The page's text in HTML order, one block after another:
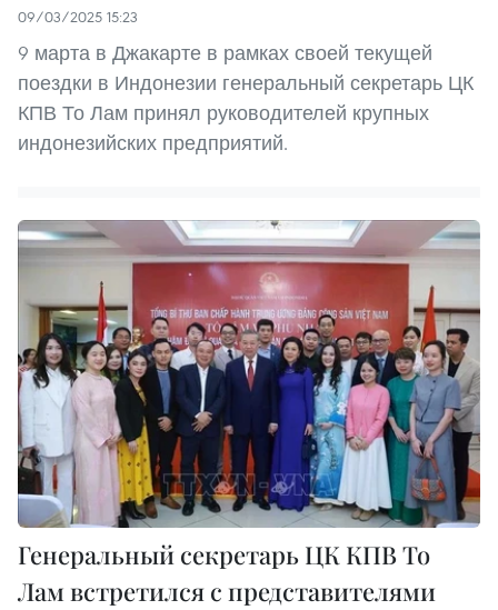
09/03/2025 15:23
9 марта в Джакарте в рамках своей текущей
поездки в Индонезии генеральный секретарь ЦК
КПВ То Лам принял руководителей крупных
индонезийских предприятий.
Генеральный секретарь ЦК КПВ То
Лам встретился с представителями